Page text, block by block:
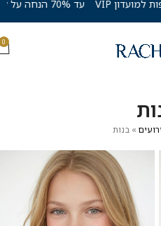
0
» בנות
עד 70% הנחה על קולקציית קיץ 26